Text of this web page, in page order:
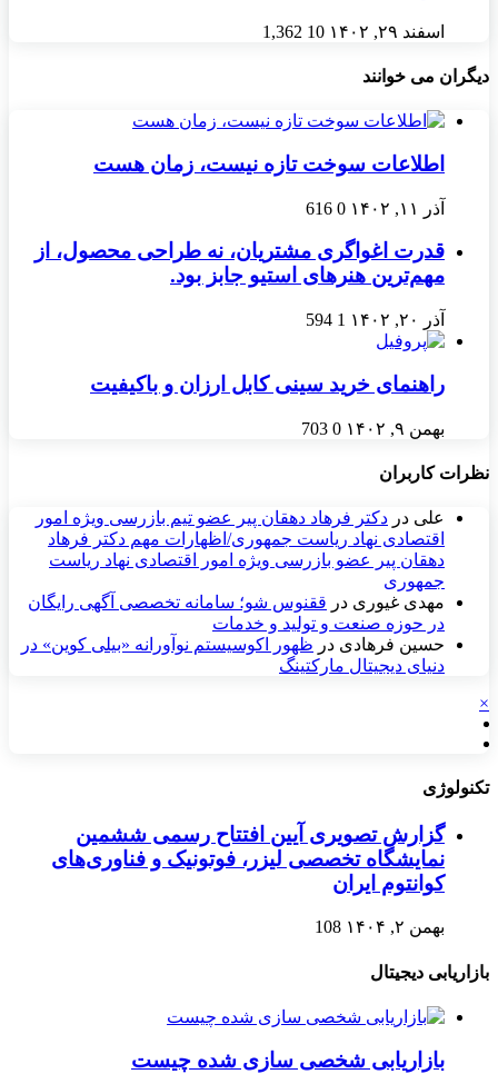
اسفند ۲۹, ۱۴۰۲ 10
1,362
دیگران می خوانند
اطلاعات سوخت تازه نیست، زمان هست
آذر ۱۱, ۱۴۰۲ 0
616
قدرت اغواگری مشتریان، نه طراحی محصول، از
مهم‌ترین هنرهای استیو جابز بود.
آذر ۲۰, ۱۴۰۲ 1
594
راهنمای خرید سینی کابل ارزان و باکیفیت
بهمن ۹, ۱۴۰۲ 0
703
نظرات کاربران
علی در دکتر فرهاد دهقان پیر عضو تيم بازرسی ويژه امور
اقتصادی نهاد رياست جمهوری/اظهارات مهم دکتر فرهاد
دهقان پیر عضو بازرسی ویژه امور اقتصادی نهاد ریاست
جمهوری
مهدی غیوری در ققنوس شو؛ سامانه تخصصی آگهی رایگان
در حوزه صنعت و تولید و خدمات
حسین فرهادی در ظهور اکوسیستم نوآورانه «بیلی کوین» در
دنیای دیجیتال مارکتینگ
×
تکنولوژی
گزارش تصویری آیین افتتاح رسمی ششمین
نمایشگاه تخصصی لیزر، فوتونیک و فناوری‌های
کوانتوم ایران
بهمن ۲, ۱۴۰۴ 108
بازاریابی دیجیتال
بازاریابی شخصی سازی شده چیست